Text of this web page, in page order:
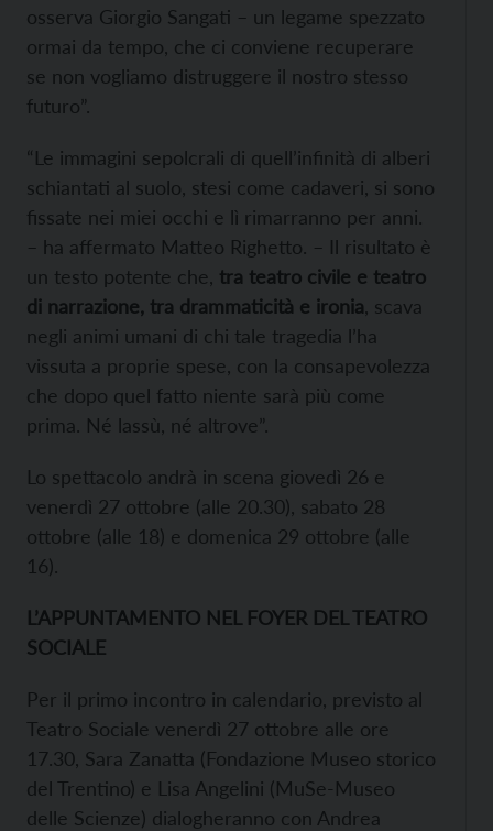
osserva Giorgio Sangati – un legame spezzato
ormai da tempo, che ci conviene recuperare
se non vogliamo distruggere il nostro stesso
futuro”.
“Le immagini sepolcrali di quell’infinità di alberi
schiantati al suolo, stesi come cadaveri, si sono
fissate nei miei occhi e lì rimarranno per anni.
– ha affermato Matteo Righetto. – Il risultato è
un testo potente che, tra teatro civile e teatro
di narrazione, tra drammaticità e ironia , scava
negli animi umani di chi tale tragedia l’ha
vissuta a proprie spese, con la consapevolezza
che dopo quel fatto niente sarà più come
prima. Né lassù, né altrove”.
Lo spettacolo andrà in scena giovedì 26 e
venerdì 27 ottobre (alle 20.30), sabato 28
ottobre (alle 18) e domenica 29 ottobre (alle
16).
L’APPUNTAMENTO NEL FOYER DEL TEATRO
SOCIALE
Per il primo incontro in calendario, previsto al
Teatro Sociale venerdì 27 ottobre alle ore
17.30, Sara Zanatta (Fondazione Museo storico
del Trentino) e Lisa Angelini (MuSe-Museo
delle Scienze) dialogheranno con Andrea